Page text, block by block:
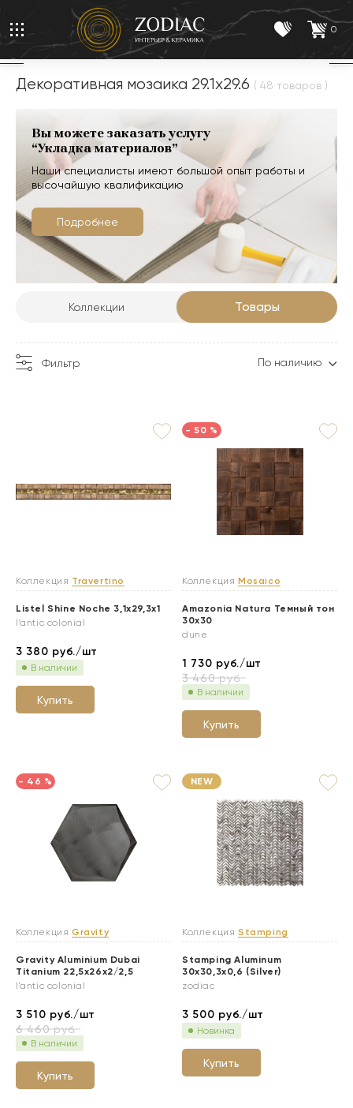
0
Декоративная мозаика 29.1x29.6 ( 48 товаров )
Вы можете заказать услугу
“Укладка материалов”
Наши специалисты имеют большой опыт работы и
высочайшую квалификацию
Подробнее
Коллекции Товары
Фильтр По наличию
Коллекция Travertino
Listel Shine Noche 3,1x29,3x1
l'antic colonial
3 380 руб./шт
В наличии
Купить
- 50 %
Коллекция Mosaico
Amazonia Natura Темный тон
30x30
dune
1 730 руб./шт
3 460руб.
В наличии
Купить
- 46 %
Коллекция Gravity
Gravity Aluminium Dubai
Titanium 22,5x26x2/2,5
l'antic colonial
3 510 руб./шт
6 460руб.
В наличии
Купить
NEW
Коллекция Stamping
Stamping Aluminum
30x30,3x0,6 (Silver)
zodiac
3 500 руб./шт
Новинка
Купить